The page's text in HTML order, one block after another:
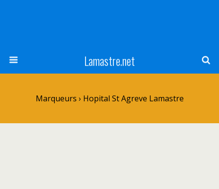
Lamastre.net
Marqueurs › Hopital St Agreve Lamastre